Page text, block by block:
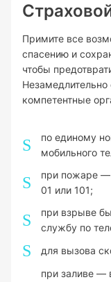
Примите все
спасению и
чтобы
Незамедлительно
компетентные
по единому
мобильного
при пожаре —
01 или 101;
при взрыве
службу по
для вызова
при заливе —